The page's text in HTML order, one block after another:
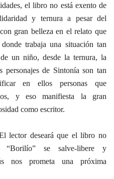
el libro no está exento de
y ternura a pesar del
gran belleza en el relato que
trabaja una situación tan
un niño, desde la ternura, la
personajes de Sintonía son tan
en ellos personas que
y eso manifiesta la gran
como escritor.
lector deseará que el libro no
“Borilío” se salve-libere y
nos prometa una próxima